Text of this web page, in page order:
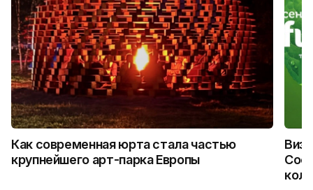
Как современная юрта стала частью
крупнейшего арт-парка Европы